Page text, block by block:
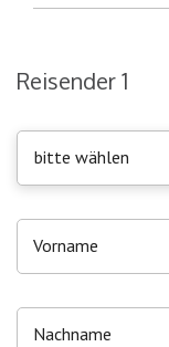
Reisender 1
bitte wählen